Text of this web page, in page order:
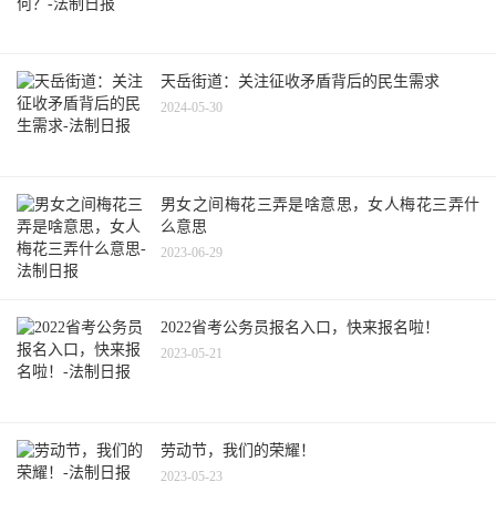
天岳街道：关注征收矛盾背后的民生需求
2024-05-30
男女之间梅花三弄是啥意思，女人梅花三弄什
么意思
2023-06-29
2022省考公务员报名入口，快来报名啦！
2023-05-21
劳动节，我们的荣耀！
2023-05-23